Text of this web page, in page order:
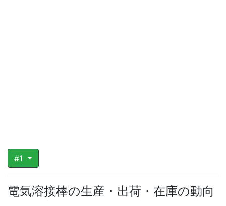
#1
電気溶接棒の生産・出荷・在庫の動向